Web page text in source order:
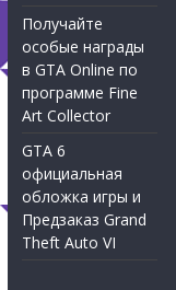
Получайте
особые награды
в GTA Online по
программе Fine
Art Collector
GTA 6
официальная
обложка игры и
Предзаказ Grand
Theft Auto VI